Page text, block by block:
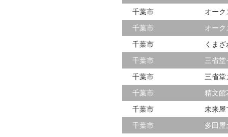
千葉市
オー
千葉市
オー
千葉市
くま
千葉市
三省堂
千葉市
三省
千葉市
精文館
千葉市
未来屋
千葉市
多田屋